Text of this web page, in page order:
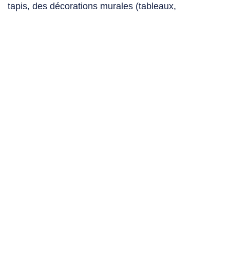
tapis, des décorations murales (tableaux,